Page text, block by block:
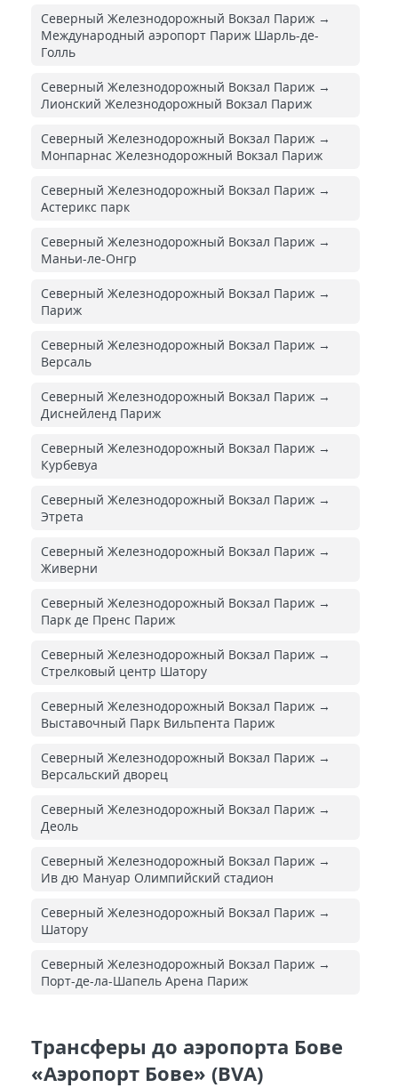
Северный Железнодорожный Вокзал Париж →
Международный аэропорт Париж Шарль-де-
Голль
Северный Железнодорожный Вокзал Париж →
Лионский Железнодорожный Вокзал Париж
Северный Железнодорожный Вокзал Париж →
Монпарнас Железнодорожный Вокзал Париж
Северный Железнодорожный Вокзал Париж →
Астерикс парк
Северный Железнодорожный Вокзал Париж →
Маньи-ле-Онгр
Северный Железнодорожный Вокзал Париж →
Париж
Северный Железнодорожный Вокзал Париж →
Версаль
Северный Железнодорожный Вокзал Париж →
Диснейленд Париж
Северный Железнодорожный Вокзал Париж →
Курбевуа
Северный Железнодорожный Вокзал Париж →
Этрета
Северный Железнодорожный Вокзал Париж →
Живерни
Северный Железнодорожный Вокзал Париж →
Парк де Пренс Париж
Северный Железнодорожный Вокзал Париж →
Стрелковый центр Шатору
Северный Железнодорожный Вокзал Париж →
Выставочный Парк Вильпента Париж
Северный Железнодорожный Вокзал Париж →
Версальский дворец
Северный Железнодорожный Вокзал Париж →
Деоль
Северный Железнодорожный Вокзал Париж →
Ив дю Мануар Олимпийский стадион
Северный Железнодорожный Вокзал Париж →
Шатору
Северный Железнодорожный Вокзал Париж →
Порт-де-ла-Шапель Арена Париж
Трансферы до аэропорта Бове
«Аэропорт Бове» (BVA)